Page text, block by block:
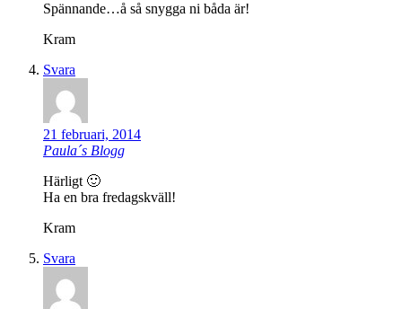
Spännande…å så snygga ni båda är!
Kram
Svara
21 februari, 2014
Paula´s Blogg
Härligt 🙂
Ha en bra fredagskväll!
Kram
Svara